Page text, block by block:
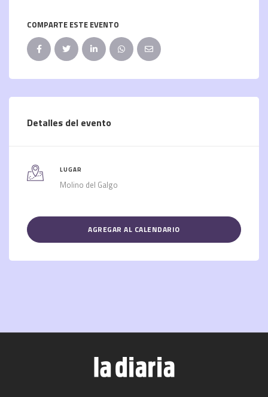
COMPARTE ESTE EVENTO
Detalles del evento
LUGAR
Molino del Galgo
AGREGAR AL CALENDARIO